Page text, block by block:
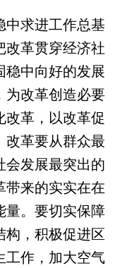
中求进工作总基
改革贯穿经济社
稳中向好的发展
为改革创造必要
革，以改革促
改革要从群众最
会发展最突出的
带来的实实在在
量。要切实保障
构，积极促进区
工作，加大空气